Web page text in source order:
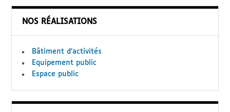
NOS RÉALISATIONS
Bâtiment d’activités
Equipement public
Espace public